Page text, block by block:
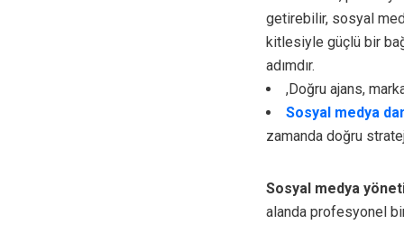
getirebilir, sosyal
kitlesiyle güçlü bir
adımdır.
,Doğru ajans,
Sosyal medya
zamanda doğru
Sosyal medya
alanda profesyonel